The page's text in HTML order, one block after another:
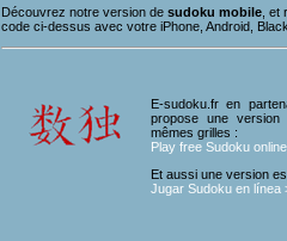
Découvrez notre version de sudoku mobile, et
code ci-dessus avec votre iPhone, Android,
E-sudoku.fr en
propose une
mêmes grilles :
Play free Sudoku
Et aussi une version
Jugar Sudoku en línea